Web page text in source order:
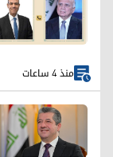
منذ 4 ساعات